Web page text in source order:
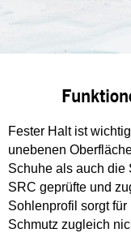
Fester Halt ist
unebenen
Schuhe als auch die
SRC geprüfte und
Sohlenprofil sorgt
Schmutz zugleich